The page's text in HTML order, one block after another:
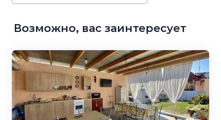
Возможно, вас заинтересует